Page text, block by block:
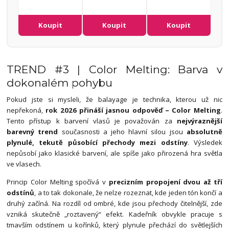
Koupit Koupit Koupit
TREND #3 | Color Melting: Barva v
dokonalém pohybu
Pokud jste si mysleli, že balayage je technika, kterou už nic
nepřekoná, rok 2026 přináší jasnou odpověď – Color Melting.
Tento přístup k barvení vlasů je považován za nejvýraznější
barevný trend současnosti a jeho hlavní silou jsou absolutně
plynulé, tekutě působící přechody mezi odstíny. Výsledek
nepůsobí jako klasické barvení, ale spíše jako přirozená hra světla
ve vlasech.
Princip Color Melting spočívá v precizním propojení dvou až tří
odstínů, a to tak dokonale, že nelze rozeznat, kde jeden tón končí a
druhý začíná. Na rozdíl od ombré, kde jsou přechody čitelnější, zde
vzniká skutečně „roztavený“ efekt. Kadeřník obvykle pracuje s
tmavším odstínem u kořínků, který plynule přechází do světlejších